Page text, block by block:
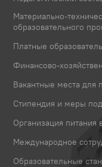
Материально-
образовательного
Платные
Финансово-
Вакантные места для
Стипендия и меры
Организация питания
Международное
Образовательные